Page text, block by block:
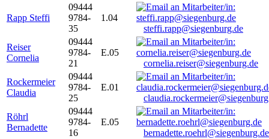
Rapp Steffi
09444
9784-
35
1.04
steffi.rapp@siegenburg.de
Reiser
Cornelia
09444
9784-
21
E.05
cornelia.reiser@siegenburg.de
Rockermeier
Claudia
09444
9784-
25
E.01
Röhrl
Bernadette
09444
9784-
16
E.05
bernadette.roehrl@siegenburg.de